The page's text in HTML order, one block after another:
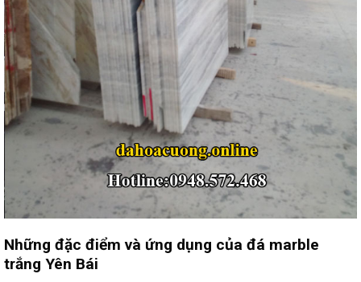
Những đặc điểm và ứng dụng của đá marble
trắng Yên Bái